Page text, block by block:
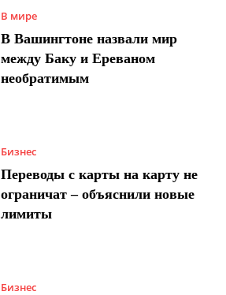
В мире
В Вашингтоне назвали мир
между Баку и Ереваном
необратимым
Бизнес
Переводы с карты на карту не
ограничат – объяснили новые
лимиты
Бизнес